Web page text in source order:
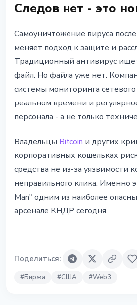
Следов нет - это
Самоуничтожение вируса
меняет подход к защите и
Традиционный антивирус
файл. Но файла уже нет.
системы мониторинга
реальном времени и
персонала - а не только
Владельцы Bitcoin и других
корпоративных кошельках
средства не из-за уязвимости
неправильного клика. Именно
Man" одним из наиболее
арсенале КНДР сегодня.
Поделиться:
#Биржа #США #Web3